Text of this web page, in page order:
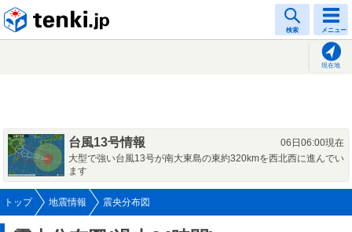
検索 メニュー
現在地
台風13号情報
06日06:00現在
大型で強い台風13号が南大東島の東約320kmを西北西に進んでい
ます
トップ 地震情報 震央分布図